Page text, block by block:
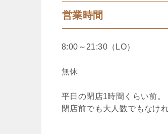
営業時間
8:00～21:30（LO）
無休
平日の閉店1時間くらい前。
閉店前でも大人数でもなけ